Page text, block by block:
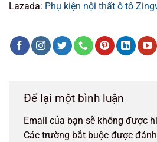
Lazada: Phụ kiện nội thất ô tô
Để lại một bình luận
Email của bạn sẽ không được
Các trường bắt buộc được